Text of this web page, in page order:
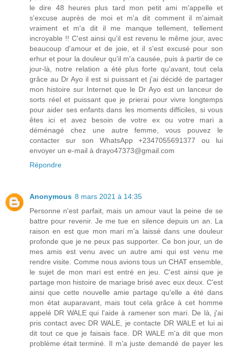
le dire 48 heures plus tard mon petit ami m'appelle et
s'excuse auprès de moi et m'a dit comment il m'aimait
vraiment et m'a dit il me manque tellement, tellement
incroyable !! C'est ainsi qu'il est revenu le même jour, avec
beaucoup d'amour et de joie, et il s'est excusé pour son
erhur et pour la douleur qu'il m'a causée, puis à partir de ce
jour-là, notre relation a été plus forte qu'avant, tout cela
grâce au Dr Ayo il est si puissant et j'ai décidé de partager
mon histoire sur Internet que le Dr Ayo est un lanceur de
sorts réel et puissant que je prierai pour vivre longtemps
pour aider ses enfants dans les moments difficiles, si vous
êtes ici et avez besoin de votre ex ou votre mari a
déménagé chez une autre femme, vous pouvez le
contacter sur son WhatsApp +2347055691377 ou lui
envoyer un e-mail à drayo47373@gmail.com
Répondre
Anonymous 8 mars 2021 à 14:35
Personne n'est parfait, mais un amour vaut la peine de se
battre pour revenir. Je me tue en silence depuis un an. La
raison en est que mon mari m'a laissé dans une douleur
profonde que je ne peux pas supporter. Ce bon jour, un de
mes amis est venu avec un autre ami qui est venu me
rendre visite. Comme nous avions tous un CHAT ensemble,
le sujet de mon mari est entré en jeu. C'est ainsi que je
partage mon histoire de mariage brisé avec eux deux. C'est
ainsi que cette nouvelle amie partage qu'elle a été dans
mon état auparavant, mais tout cela grâce à cet homme
appelé DR WALE qui l'aide à ramener son mari. De là, j'ai
pris contact avec DR WALE, je contacte DR WALE et lui ai
dit tout ce que je faisais face. DR WALE m'a dit que mon
problème était terminé. Il m'a juste demandé de payer les